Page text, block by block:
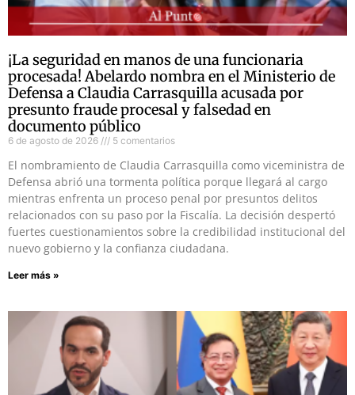
¡La seguridad en manos de una funcionaria
procesada! Abelardo nombra en el Ministerio de
Defensa a Claudia Carrasquilla acusada por
presunto fraude procesal y falsedad en
documento público
6 de agosto de 2026 5 comentarios
El nombramiento de Claudia Carrasquilla como viceministra de
Defensa abrió una tormenta política porque llegará al cargo
mientras enfrenta un proceso penal por presuntos delitos
relacionados con su paso por la Fiscalía. La decisión despertó
fuertes cuestionamientos sobre la credibilidad institucional del
nuevo gobierno y la confianza ciudadana.
Leer más »